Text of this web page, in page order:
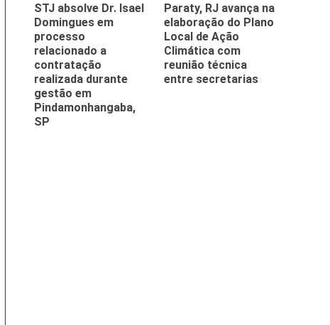
STJ absolve Dr. Isael
Domingues em
processo
relacionado a
contratação
realizada durante
gestão em
Pindamonhangaba,
SP
Paraty, RJ avança na
elaboração do Plano
Local de Ação
Climática com
reunião técnica
entre secretarias